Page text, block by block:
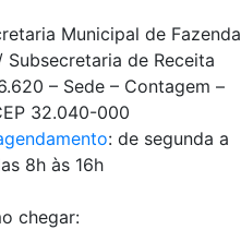
Municipal de Fazenda
de Receita
– Sede – Contagem –
32.040-000
: de segunda a
8h às 16h
chegar: